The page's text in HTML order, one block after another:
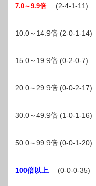
7.0～9.9倍 (2-4-1-11)
10.0～14.9倍 (2-0-1-14)
15.0～19.9倍 (0-2-0-7)
20.0～29.9倍 (0-0-2-17)
30.0～49.9倍 (1-0-1-16)
50.0～99.9倍 (0-0-1-20)
100倍以上 (0-0-0-35)